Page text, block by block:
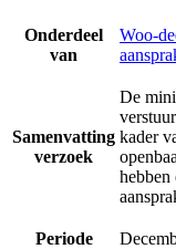
Onderdeel
van
Woo-
Samenvatting
verzoek
De
kader
hebben
Periode